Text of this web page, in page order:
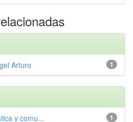
1
Arturo
1
y comu...